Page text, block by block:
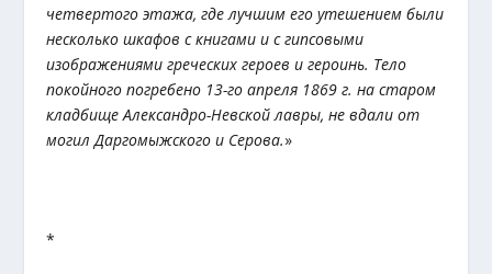
четвертого этажа, где лучшим его утешением были
несколько шкафов с книгами и с гипсовыми
изображениями греческих героев и героинь. Тело
покойного погребено 13-го апреля 1869 г. на старом
кладбище Александро-Невской лавры, не вдали от
могил Даргомыжского и Серова.»
*